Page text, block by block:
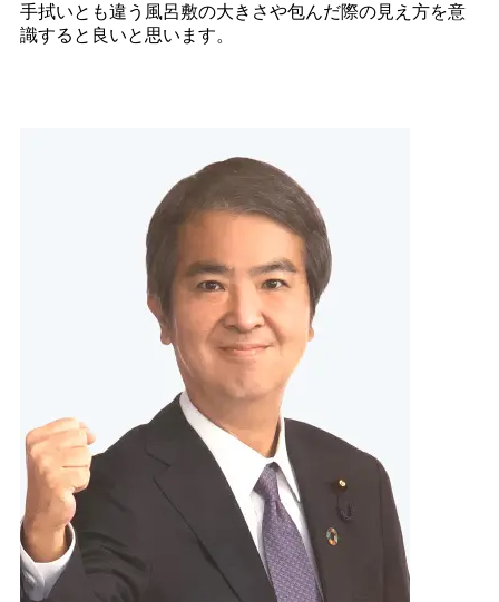
手拭いとも違う風呂敷の大きさや包んだ際の見え方を意
識すると良いと思います。